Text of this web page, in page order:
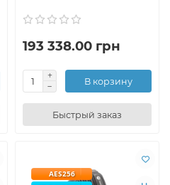
193 338.00 грн
В корзину
Быстрый заказ
AES256